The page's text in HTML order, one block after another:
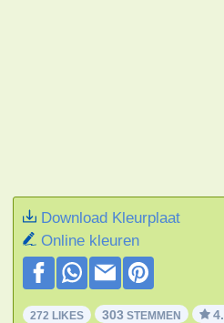
Download Kleurplaat
Online kleuren
272 LIKES 303 STEMMEN